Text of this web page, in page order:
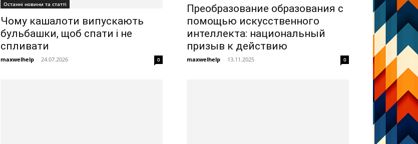
Останні новини та статті
Чому кашалоти випускають
бульбашки, щоб спати і не
спливати
maxwelhelp - 24.07.2026 0
Преобразование образования с
помощью искусственного
интеллекта: национальный
призыв к действию
maxwelhelp - 13.11.2025 0